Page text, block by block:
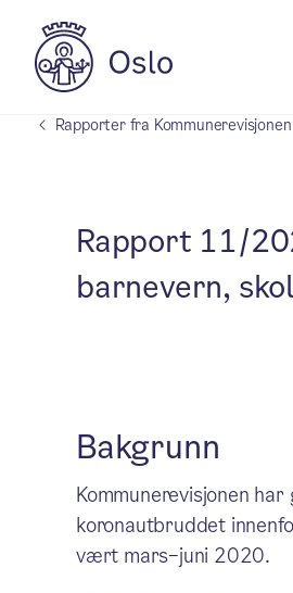
Rapporter fra Kommunerevisjonen
Rapport 11/
barnevern,
Bakgrunn
Kommunerevisjonen
koronautbruddet
vært mars–juni 2020.